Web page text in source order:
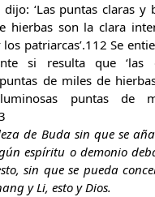
dijo: ‘Las puntas claras y
hierbas son la clara
patriarcas’.112 Se
si resulta que ‘las
de miles de
puntas de
de Buda sin que se
espíritu o demonio
sin que se pueda
y Li, esto y Dios.